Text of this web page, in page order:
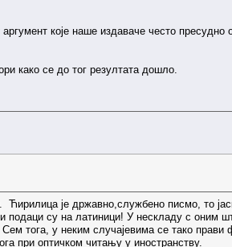
које наше издаваче често
како се до тог резултата дошло.
је државно,службено писмо, то
су на латиници! У нескладу с оним
тога, у неким случајевима се тако
при оптичком читању у иностранству.